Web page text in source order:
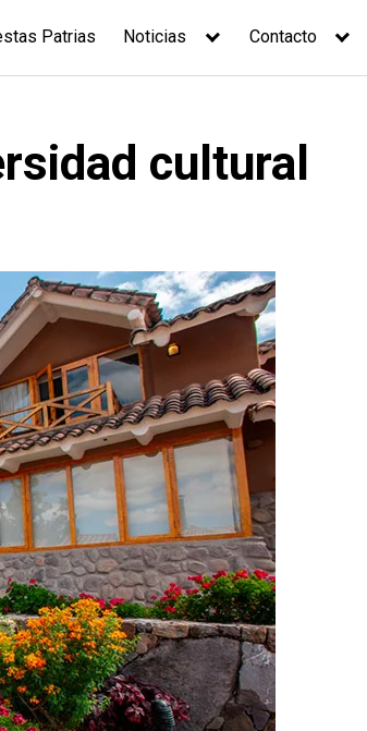
Patrias Noticias Contacto
cultural